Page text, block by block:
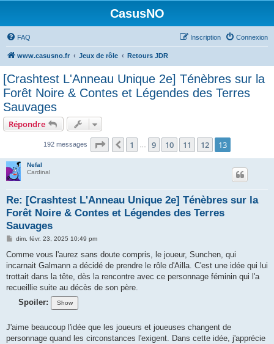
CasusNO
FAQ Connexion
Inscription
www.casusno.fr Jeux de rôle Retours JDR
[Crashtest L'Anneau Unique 2e] Ténèbres sur la
Forêt Noire & Contes et Légendes des Terres
Sauvages
Répondre
192 messages Page 13 sur 13
Précédent
1 9 10 11 12 13
Nefal
Cardinal
Re: [Crashtest L'Anneau Unique 2e] Ténèbres sur la
Forêt Noire & Contes et Légendes des Terres
Sauvages
M
s
a
g
dim. févr. 23, 2025 10:49 pm
Comme vous l'aurez sans doute compris, le joueur, Sunchen, qui
incarnait Galmann a décidé de prendre le rôle d'Ailla. C'est une idée qui lui
trottait dans la tête, dès la rencontre avec ce personnage féminin qui l'a
recueillie suite au décès de son père.
Spoiler:
J'aime beaucoup l'idée que les joueurs et joueuses changent de
personnage quand les circonstances l'exigent. Dans cette idée, j'apprécie